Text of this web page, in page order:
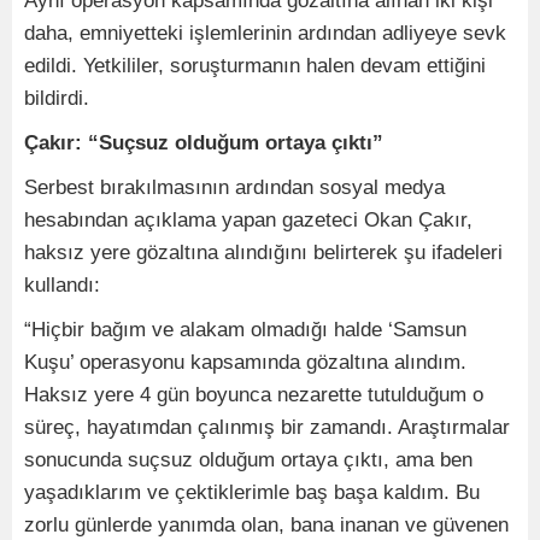
daha, emniyetteki işlemlerinin ardından adliyeye sevk
edildi. Yetkililer, soruşturmanın halen devam ettiğini
bildirdi.
Çakır: “Suçsuz olduğum ortaya çıktı”
Serbest bırakılmasının ardından sosyal medya
hesabından açıklama yapan gazeteci Okan Çakır,
haksız yere gözaltına alındığını belirterek şu ifadeleri
kullandı:
“Hiçbir bağım ve alakam olmadığı halde ‘Samsun
Kuşu’ operasyonu kapsamında gözaltına alındım.
Haksız yere 4 gün boyunca nezarette tutulduğum o
süreç, hayatımdan çalınmış bir zamandı. Araştırmalar
sonucunda suçsuz olduğum ortaya çıktı, ama ben
yaşadıklarım ve çektiklerimle baş başa kaldım. Bu
zorlu günlerde yanımda olan, bana inanan ve güvenen